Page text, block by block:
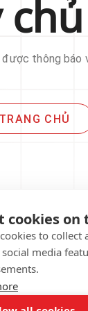
cookies on
to
media
chủ
thông báo
CHỦ